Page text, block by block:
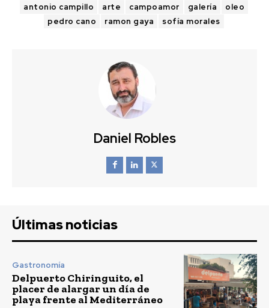
antonio campillo
arte campoamor galería
oleo
pedro cano
ramon gaya sofía morales
Daniel Robles
Últimas noticias
Gastronomía
Delpuerto Chiringuito, el
placer de alargar un día de
playa frente al Mediterráneo